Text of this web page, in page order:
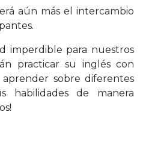
aún más el intercambio
imperdible para nuestros
practicar su inglés con
sobre diferentes
habilidades de manera